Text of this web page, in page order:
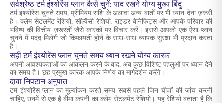
सर्वश्रेष्ठ टर्म इंश्योरेंस प्लान कैसे चुनें: याद रखने योग्य मुख्य बिंदु
टर्म इंश्योरेंस चुनते समय, प्रीमियम राशि के अलावा अन्य बातों पर भी ध्यान देना ज़रूरी
है। क्लेम सेटलमेंट रेशियो, सॉल्वेंसी रेशियो, राइडर बेनिफिट्स और आपके परिवार की
भविष्य की वित्तीय ज़रूरतों जैसे कारकों पर विचार करें। इससे आपको एक ऐसा प्लान
चुनने में मदद मिलेगी जो किफायती होने के साथ-साथ व्यापक सुरक्षा भी प्रदान करता
है।
सही टर्म इंश्योरेंस प्लान चुनते समय ध्यान रखने योग्य कारक
अपनी आवश्यकताओं का आकलन करने के बाद, अब कुछ विशिष्ट पहलुओं पर ध्यान देने
का समय है। छह प्रमुख कारक आपके निर्णय का मार्गदर्शन करेंगे।
दावा निपटान अनुपात
टर्म इंश्योरेंस प्लान का मूल्यांकन करते समय सबसे पहले जिन चीजों की जांच करनी
चाहिए, उनमें से एक है बीमा कंपनी का क्लेम सेटलमेंट रेशियो। यह रेशियो बताता है कि